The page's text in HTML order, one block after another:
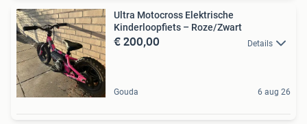
Ultra Motocross Elektrische
Kinderloopfiets – Roze/Zwart
€ 200,00 Details
Gouda 6 aug 26